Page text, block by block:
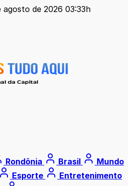
de 2026 03:33h
Rondônia Brasil
Mundo
Esporte
Entretenimento